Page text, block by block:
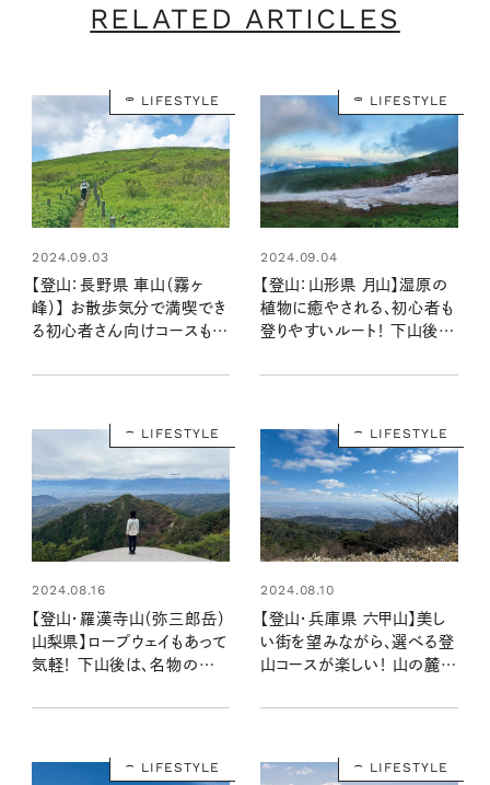
RELATED ARTICLES
LIFESTYLE
2024.09.03
【登山：長野県 車山（霧ヶ
峰）】 お散歩気分で満喫でき
る初心者さん向けコースも◎
LIFESTYLE
2024.09.04
【登山：山形県 月山】湿原の
植物に癒やされる、初心者も
登りやすいルート！ 下山後は
る最高な登山コース
LIFESTYLE
2024.08.16
【登山・羅漢寺山（弥三郎岳）
山梨県】ロープウェイもあって
気軽！ 下山後は、名物のか
息
LIFESTYLE
2024.08.10
【登山・兵庫県 六甲山】美し
い街を望みながら、選べる登
山コースが楽しい！ 山の麓で
も◎
LIFESTYLE LIFESTYLE